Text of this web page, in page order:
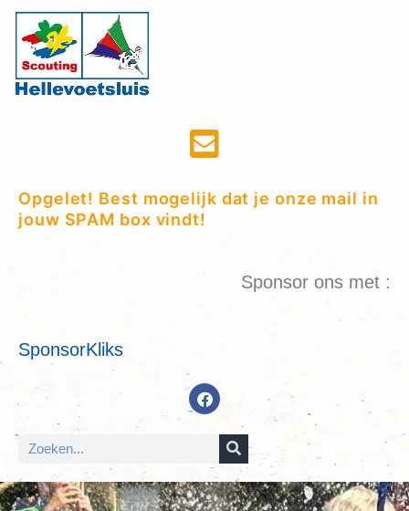
Opgelet! Best mogelijk dat je onze mail in
jouw SPAM box vindt!
Sponsor ons met :
SponsorKliks